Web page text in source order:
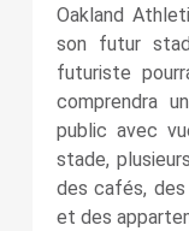
Oakland
son futur
futuriste
comprendra
public avec
stade,
des cafés, des
et des